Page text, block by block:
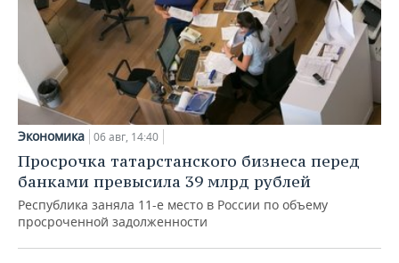
Экономика 06 авг, 14:40
Просрочка татарстанского бизнеса перед
банками превысила 39 млрд рублей
Республика заняла 11-е место в России по объему
просроченной задолженности